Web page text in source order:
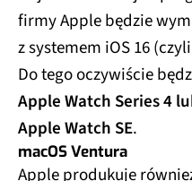
firmy Apple będzie
z systemem iOS 16
Do tego oczywiście
Apple Watch Series 4
Apple Watch SE
macOS Ventura
Apple produkuje